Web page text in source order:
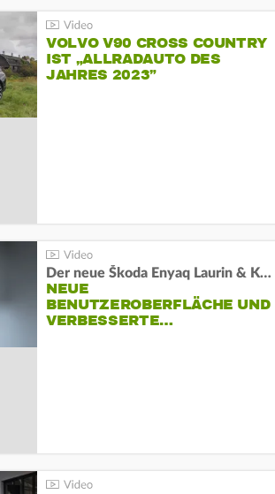
VOLVO V90 CROSS COUNTRY
IST „ALLRADAUTO DES
JAHRES 2023”
Der neue Škoda Enyaq Laurin & Klement
NEUE
BENUTZEROBERFLÄCHE UND
VERBESSERTE…